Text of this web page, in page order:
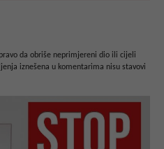
da obriše neprimjereni dio ili cijeli
iznešena u komentarima nisu stavovi